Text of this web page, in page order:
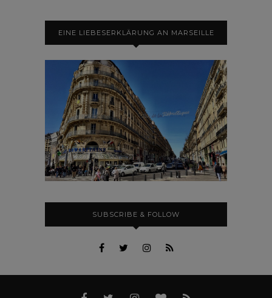
EINE LIEBESERKLÄRUNG AN MARSEILLE
SUBSCRIBE & FOLLOW